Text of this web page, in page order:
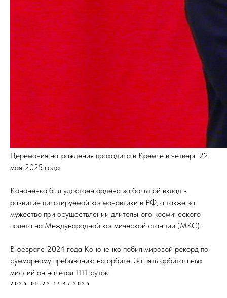
Церемония награждения проходила в Кремле в четверг 22
мая 2025 года.
Кононенко был удостоен ордена за большой вклад в
развитие пилотируемой космонавтики в РФ, а также за
мужество при осуществлении длительного космического
полета на Международной космической станции (МКС).
В феврале 2024 года Кононенко побил мировой рекорд по
cуммарному пребыванию на орбите. За пять орбитальных
миссий он налетал 1111 суток.
2025-05-22 17:47 2025